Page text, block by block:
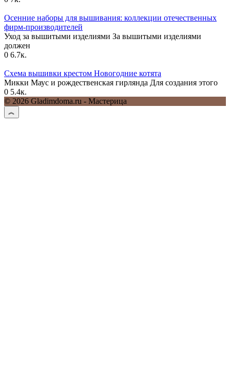
Осенние наборы для вышивания: коллекции отечественных
фирм-производителей
Уход за вышитыми изделиями За вышитыми изделиями
должен
0 6.7к.
Схема вышивки крестом Новогодние котята
Микки Маус и рождественская гирлянда Для создания этого
0 5.4к.
© 2026 Gladimdoma.ru - Мастерица